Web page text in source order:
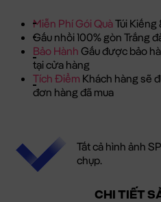
Miễn Phí Gói QuàTúi Kiếng
Gấu nhồi 100% gòn Trắng
Bảo Hành Gấu được bảo
tại cửa hàng
Tích Điểm Khách hàng sẽ
đơn hàng đã mua
Tất cả hình ảnh
chụp.
CHI TIẾT